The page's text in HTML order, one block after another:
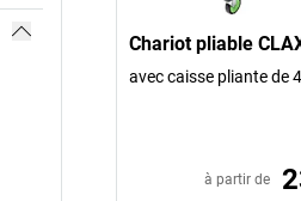
Chariot pliable
avec caisse pliante de
à partir de